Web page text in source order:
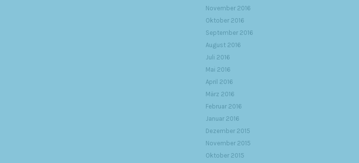
November 2016
Oktober 2016
September 2016
August 2016
Juli 2016
Mai 2016
April 2016
März 2016
Februar 2016
Januar 2016
Dezember 2015
November 2015
Oktober 2015